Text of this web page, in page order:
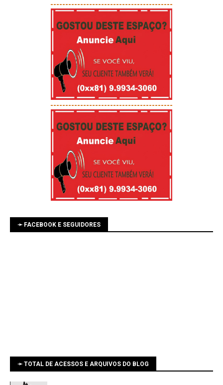
-----------------------------------------
-----------------------------------------
➛ FACEBOOK E SEGUIDORES
➛ TOTAL DE ACESSOS E ARQUIVOS DO BLOG